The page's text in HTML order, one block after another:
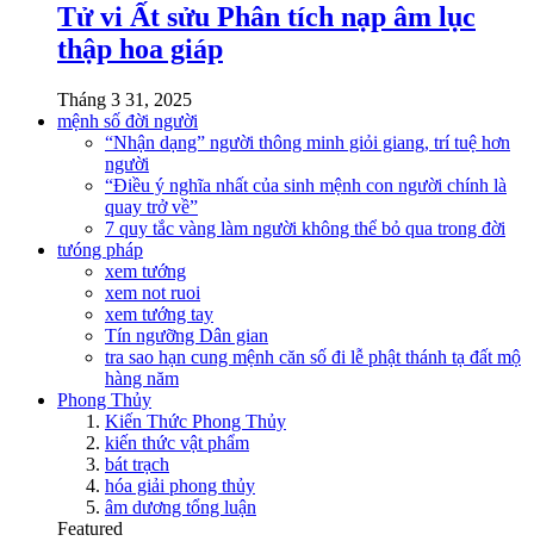
Tử vi Ất sửu Phân tích nạp âm lục
thập hoa giáp
Tháng 3 31, 2025
mệnh số đời người
“Nhận dạng” người thông minh giỏi giang, trí tuệ hơn
người
“Điều ý nghĩa nhất của sinh mệnh con người chính là
quay trở về”
7 quy tắc vàng làm người không thể bỏ qua trong đời
tưóng pháp
xem tướng
xem not ruoi
xem tướng tay
Tín ngưỡng Dân gian
tra sao hạn cung mệnh căn số đi lễ phật thánh tạ đất mộ
hàng năm
Phong Thủy
Kiến Thức Phong Thủy
kiến thức vật phẩm
bát trạch
hóa giải phong thủy
âm dương tổng luận
Featured